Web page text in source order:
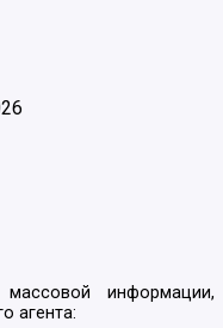
информации,
агента: